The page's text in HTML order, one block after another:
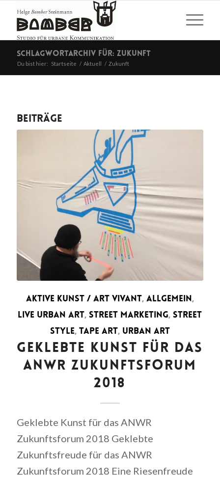
Schlagwortarchiv für: Zukunft
Du bist hier: Startseite / Aktuell / Zukunft
Beiträge
AKTIVE KUNST / ART VIVANT, ALLGEMEIN,
LIVE URBAN ART, STREET MARKETING, STREET
STYLE, TAPE ART, URBAN ART
GEKLEBTE KUNST FÜR DAS
ANWR ZUKUNFTSFORUM
2018
Geklebte Kunst für das ANWR
Zukunftsforum 2018 Geklebte
Zukunftsfreude für das ANWR
Zukunftsforum 2018 Eine Riesenfreude